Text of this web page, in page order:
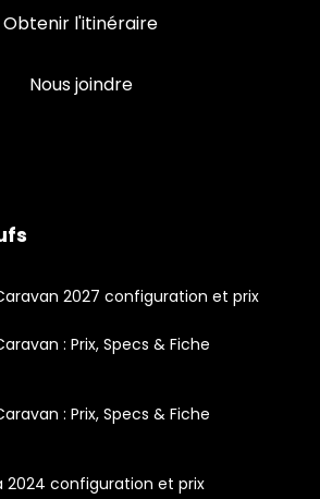
Obtenir l'itinéraire
Nous joindre
2027 configuration et prix
: Prix, Specs & Fiche
: Prix, Specs & Fiche
2024 configuration et prix